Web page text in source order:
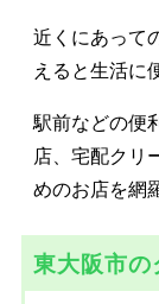
近くにあって
えると生活に
駅前などの便
店、宅配クリ
めのお店を網
東大阪市